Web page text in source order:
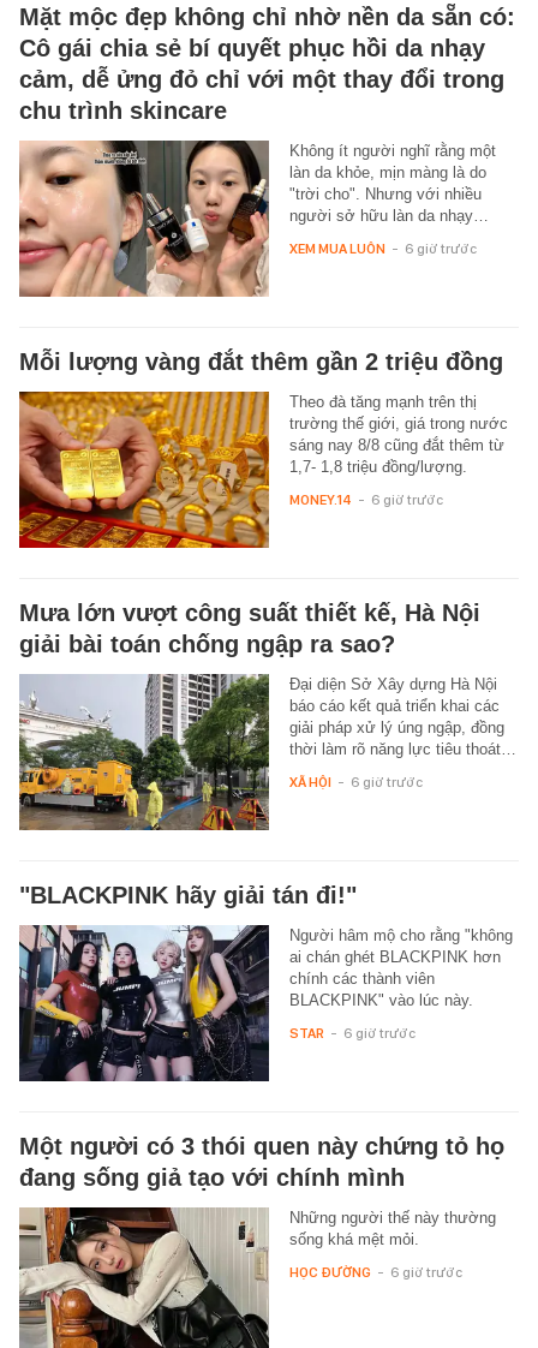
Mặt mộc đẹp không chỉ nhờ nền da sẵn có:
Cô gái chia sẻ bí quyết phục hồi da nhạy
cảm, dễ ửng đỏ chỉ với một thay đổi trong
chu trình skincare
Không ít người nghĩ rằng một
làn da khỏe, mịn màng là do
"trời cho". Nhưng với nhiều
người sở hữu làn da nhạy…
XEM MUA LUÔN - 6 giờ trước
Mỗi lượng vàng đắt thêm gần 2 triệu đồng
Theo đà tăng mạnh trên thị
trường thế giới, giá trong nước
sáng nay 8/8 cũng đắt thêm từ
1,7- 1,8 triệu đồng/lượng.
MONEY.14 - 6 giờ trước
Mưa lớn vượt công suất thiết kế, Hà Nội
giải bài toán chống ngập ra sao?
Đại diện Sở Xây dựng Hà Nội
báo cáo kết quả triển khai các
giải pháp xử lý úng ngập, đồng
thời làm rõ năng lực tiêu thoát…
XÃ HỘI - 6 giờ trước
"BLACKPINK hãy giải tán đi!"
Người hâm mộ cho rằng "không
ai chán ghét BLACKPINK hơn
chính các thành viên
BLACKPINK" vào lúc này.
STAR - 6 giờ trước
Một người có 3 thói quen này chứng tỏ họ
đang sống giả tạo với chính mình
Những người thế này thường
sống khá mệt mỏi.
HỌC ĐƯỜNG - 6 giờ trước